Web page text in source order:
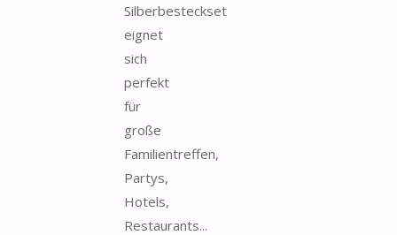
Silberbesteckset
eignet
sich
perfekt
für
große
Familientreffen,
Partys,
Hotels,
Restaurants...